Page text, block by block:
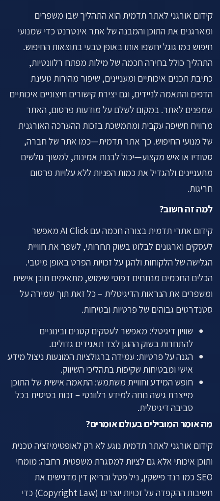
קידום אורגני לאתר תדמית הוא התהליך שבו משפרים
ומארגנים את התוכן והמבנה של אתר אינטרנט כדי שמנועי
חיפוש כמו גוגל יחשפו אותו באופן טבעי בתוצאות החיפוש.
התהליך כולל בחירה חכמה של מילות מפתח רלוונטיות,
כתיבת תכנים איכותיים ומעניינים, שיפור מהירות טעינת
הדפים והתאמה לניידים, וגם יצירת קישורים חיצוניים איכותיים
שמפנים לאתר. במקום לשלם על מודעות פרסום, האתר
מרוויח חשיפה עקבית ומתמשכת בזכות ההערכה האורגנית
של מנועי החיפוש. כך אתר תדמית—כמו אתר של חברה,
סטודיו או איש מקצוע—יכול לבנות אמינות, למשוך גולשים
מתעניינים ולהגדיל את כמות הפניות ללא עלויות פרסום
חריגות.
למה זה חשוב?
קידום אתרי תדמית בצורה חכמה עם AI Click מאפשר
לעסקים וארגונים לבלוט בשוק תחרותי, לשפר את חוויית
הגלישה של הלקוחות ולהגן על זכויות הפרט באופן מיטבי.
הכלים החכמים מנתחים דפוסי שימוש, מתאימים תוכן אישית
ומשפרים את הנראות הדיגיטלית – כל זאת תוך שמירה על
סטנדרטים גבוהים של פרטיות ובטיחות.
שוויון דיגיטלי: מאפשר לעסקים קטנים ובינוניים
להתחרות בשוק ההוגן לצד תאגידים גדולים.
הגנה על פרטיות: עמידה ברגולציות המונעות ניצול מידע
אישי ומבטיחות שקיפות בתהליכי השיווק.
חופש המידע וחוויית משתמש: התאמה אישית של התוכן
מייצרת גישה נוחה למידע רלוונטי – זכות בסיסית בכל
סביבה דיגיטלית.
מה אומר המובילים בעולם אומרים?
קידום אורגני לאתר תדמית נוגע לא רק לאופטימיזציה טכנית
ותוכן איכותי אלא גם לציות למסגרת משפטית רחבה: מומחי
SEO כמו רנד פישקין, ניל פטל ובריאן דין מדגישים את
חשיבות ההקפדה על זכויות יוצרים (Copyright Law) כדי